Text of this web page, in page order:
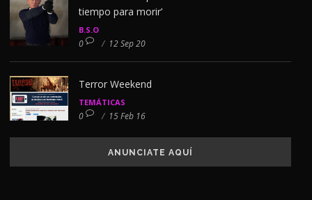
tiempo para morir’
B.S.O
0 / 12 Sep 20
Terror Weekend
TEMÁTICAS
0 / 15 Feb 16
ANUNCIATE AQUÍ